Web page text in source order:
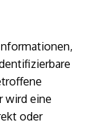
wird eine
oder